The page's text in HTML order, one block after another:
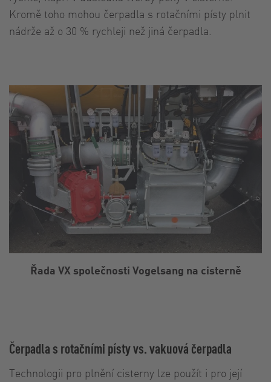
Řada VX společnosti Vogelsang na cisterně
Kromě toho mohou čerpadla s rotačními písty plnit
nádrže až o 30 % rychleji než jiná čerpadla.
Čerpadla s rotačními písty vs. vakuová čerpadla
Technologii pro plnění cisterny lze použít i pro její